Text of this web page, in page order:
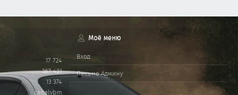
17 724
367 421
13 374
canalvbm
Моё меню
Вход
Письмо Админу